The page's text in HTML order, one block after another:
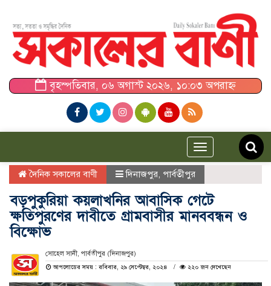
বৃহস্পতিবার, ০৬ অগাস্ট ২০২৬, ১০:০৩ অপরাহ্ন
Toggle
navigation
দৈনিক সকালের বাণী দিনাজপুর পার্বতীপুর
বড়পুকুরিয়া কয়লাখনির আবাসিক গেটে
ক্ষতিপুরণের দাবীতে গ্রামবাসীর মানববন্ধন ও
বিক্ষোভ
সোহেল সানী, পার্বতীপুর (দিনাজপুর)
আপলোডের সময় : রবিবার, ২৯ সেপ্টেম্বর, ২০২৪
২২০ জন দেখেছেন